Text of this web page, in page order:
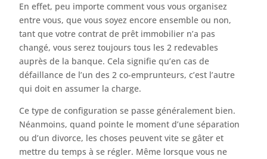
En effet, peu importe comment vous vous organisez
entre vous, que vous soyez encore ensemble ou non,
tant que votre contrat de prêt immobilier n’a pas
changé, vous serez toujours tous les 2 redevables
auprès de la banque. Cela signifie qu’en cas de
défaillance de l’un des 2 co-emprunteurs, c’est l’autre
qui doit en assumer la charge.
Ce type de configuration se passe généralement bien.
Néanmoins, quand pointe le moment d’une séparation
ou d’un divorce, les choses peuvent vite se gâter et
mettre du temps à se régler. Même lorsque vous ne